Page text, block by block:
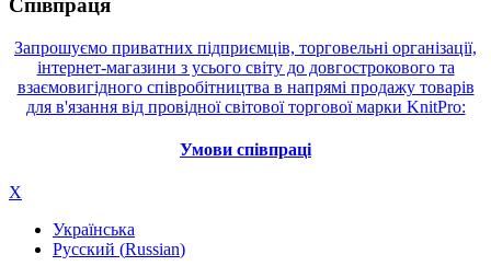
Співпраця
Запрошуємо приватних підприємців, торговельні організації,
інтернет-магазини з усього світу до довгострокового та
взаємовигідного співробітництва в напрямі продажу товарів
для в'язання від провідної світової торгової марки KnitPro:
Умови співпраці
X
Українська
Русский (Russian)